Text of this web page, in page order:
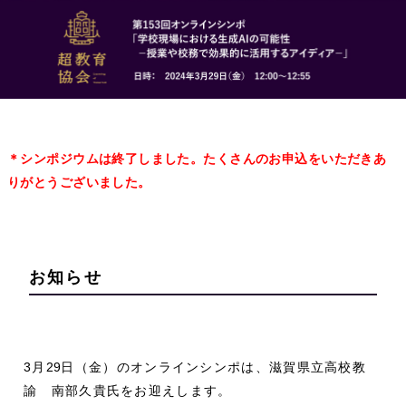
＊シンポジウムは終了しました。たくさんのお申込をいただきあ
りがとうございました。
お知らせ
3月 29日（金）のオンラインシンポは、滋賀県立高校教
諭 南部久貴氏をお迎えします。